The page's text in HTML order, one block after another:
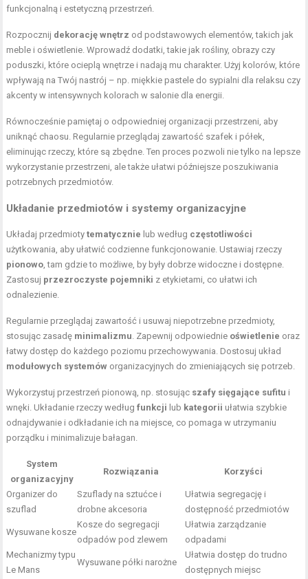
funkcjonalną i estetyczną przestrzeń.
Rozpocznij dekorację wnętrz od podstawowych elementów, takich jak
meble i oświetlenie. Wprowadź dodatki, takie jak rośliny, obrazy czy
poduszki, które ocieplą wnętrze i nadają mu charakter. Użyj kolorów, które
wpływają na Twój nastrój – np. miękkie pastele do sypialni dla relaksu czy
akcenty w intensywnych kolorach w salonie dla energii.
Równocześnie pamiętaj o odpowiedniej organizacji przestrzeni, aby
uniknąć chaosu. Regularnie przeglądaj zawartość szafek i półek,
eliminując rzeczy, które są zbędne. Ten proces pozwoli nie tylko na lepsze
wykorzystanie przestrzeni, ale także ułatwi późniejsze poszukiwania
potrzebnych przedmiotów.
Układanie przedmiotów i systemy organizacyjne
Układaj przedmiotytematycznie lub według częstotliwości
użytkowania, aby ułatwić codzienne funkcjonowanie. Ustawiaj rzeczy
pionowo, tam gdzie to możliwe, by były dobrze widoczne i dostępne.
Zastosuj przezroczyste pojemniki z etykietami, co ułatwi ich
odnalezienie.
Regularnie przeglądaj zawartość i usuwaj niepotrzebne przedmioty,
stosując zasadę minimalizmu. Zapewnij odpowiednie oświetlenie oraz
łatwy dostęp do każdego poziomu przechowywania. Dostosuj układ
modułowych systemów organizacyjnych do zmieniających się potrzeb.
Wykorzystuj przestrzeń pionową, np. stosując szafy sięgające sufitu i
wnęki. Układanie rzeczy wedługfunkcji lub kategorii ułatwia szybkie
odnajdywanie i odkładanie ich na miejsce, co pomaga w utrzymaniu
porządku i minimalizuje bałagan.
System
organizacyjny
Rozwiązania Korzyści
Organizer do
szuflad
Szuflady na sztućce i
drobne akcesoria
Ułatwia segregację i
dostępność przedmiotów
Wysuwane kosze
Kosze do segregacji
odpadów pod zlewem
Ułatwia zarządzanie
odpadami
Mechanizmy typu
Le Mans
Wysuwane półki narożne
Ułatwia dostęp do trudno
dostępnych miejsc